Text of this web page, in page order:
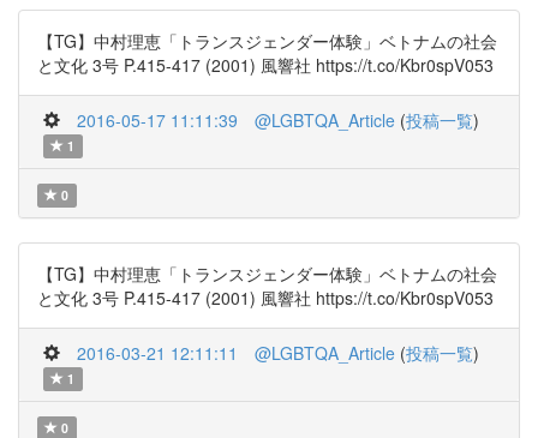
【TG】中村理恵「トランスジェンダー体験」ベトナムの社会
と文化 3号 P.415-417 (2001) 風響社 https://t.co/Kbr0spV053
2016-05-17 11:11:39 @LGBTQA_Article (投稿一覧)
1
0
【TG】中村理恵「トランスジェンダー体験」ベトナムの社会
と文化 3号 P.415-417 (2001) 風響社 https://t.co/Kbr0spV053
2016-03-21 12:11:11 @LGBTQA_Article (投稿一覧)
1
0